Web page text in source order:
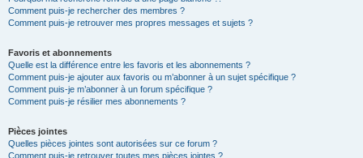
Comment puis-je rechercher des membres ?
Comment puis-je retrouver mes propres messages et sujets ?
Favoris et abonnements
Quelle est la différence entre les favoris et les abonnements ?
Comment puis-je ajouter aux favoris ou m’abonner à un sujet spécifique ?
Comment puis-je m’abonner à un forum spécifique ?
Comment puis-je résilier mes abonnements ?
Pièces jointes
Quelles pièces jointes sont autorisées sur ce forum ?
Comment puis-je retrouver toutes mes pièces jointes ?